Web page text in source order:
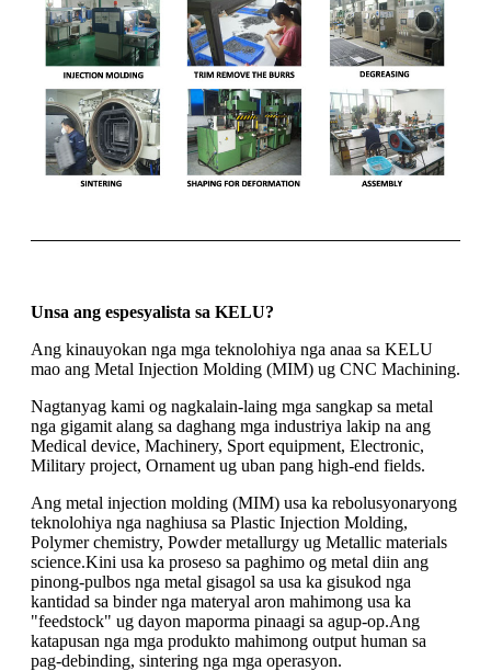
Unsa ang espesyalista sa KELU?
Ang kinauyokan nga mga teknolohiya nga anaa sa KELU
mao ang Metal Injection Molding (MIM) ug CNC Machining.
Nagtanyag kami og nagkalain-laing mga sangkap sa metal
nga gigamit alang sa daghang mga industriya lakip na ang
Medical device, Machinery, Sport equipment, Electronic,
Military project, Ornament ug uban pang high-end fields.
Ang metal injection molding (MIM) usa ka rebolusyonaryong
teknolohiya nga naghiusa sa Plastic Injection Molding,
Polymer chemistry, Powder metallurgy ug Metallic materials
science.Kini usa ka proseso sa paghimo og metal diin ang
pinong-pulbos nga metal gisagol sa usa ka gisukod nga
kantidad sa binder nga materyal aron mahimong usa ka
"feedstock" ug dayon maporma pinaagi sa agup-op.Ang
katapusan nga mga produkto mahimong output human sa
pag-debinding, sintering nga mga operasyon.